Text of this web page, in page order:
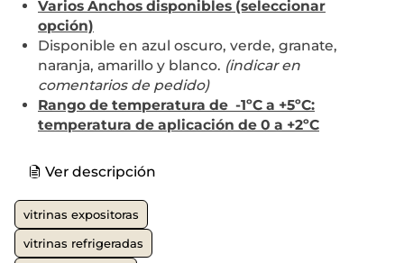
Varios Anchos disponibles (seleccionar
opción)
Disponible en azul oscuro, verde, granate,
naranja, amarillo y blanco. (indicar en
comentarios de pedido)
Rango de temperatura de -1ºC a +5ºC:
temperatura de aplicación de 0 a +2ºC
Ver descripción
vitrinas expositoras
vitrinas refrigeradas